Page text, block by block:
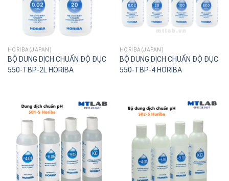
HORIBA(JAPAN)
BỘ DUNG DỊCH CHUẨN ĐỘ ĐỤC
550-TBP-2L HORIBA
HORIBA(JAPAN)
BỘ DUNG DỊCH CHUẨN ĐỘ ĐỤC
550-TBP-4 HORIBA